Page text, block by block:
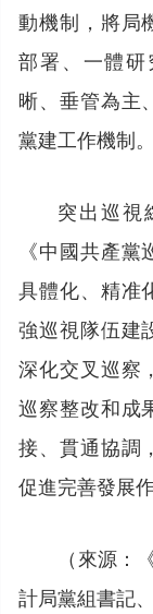
動機制，將局
部署、一體
晰、垂管為主
黨建工作機制。
突出巡視
《中國共產
具體化、精准
強巡視隊伍建
深化交叉巡察
巡察整改和成
接、貫通協調
促進完善發展作
（來源：
計局黨組書記、